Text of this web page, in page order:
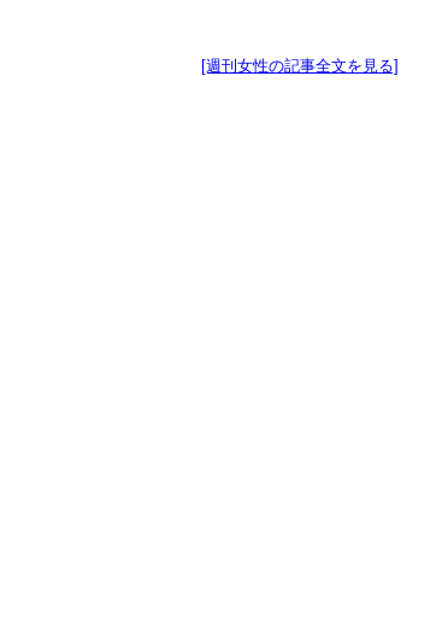
[週刊女性の記事全文を見る]